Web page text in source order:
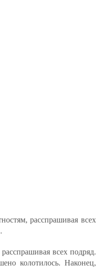
расспрашивая всех
всех подряд.
колотилось. Наконец,